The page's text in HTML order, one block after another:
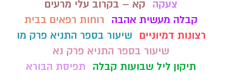
צעקה
קא – בקרוב עלי מרעים
קבלה מעשית אהבה
רוחות רפאים בבית
רצונות דמיוניים
שיעור בספר התניא פרק מו
שיעור בספר התניא פרק נא
תיקון ליל שבועות קבלה
תפיסת הבורא